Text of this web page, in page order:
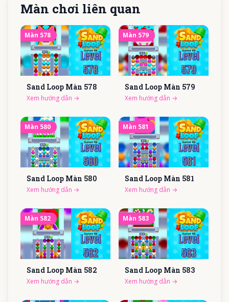
Màn chơi liên quan
Màn 578
Sand Loop Màn 578
Xem hướng dẫn →
Màn 579
Sand Loop Màn 579
Xem hướng dẫn →
Màn 580
Sand Loop Màn 580
Xem hướng dẫn →
Màn 581
Sand Loop Màn 581
Xem hướng dẫn →
Màn 582
Sand Loop Màn 582
Xem hướng dẫn →
Màn 583
Sand Loop Màn 583
Xem hướng dẫn →